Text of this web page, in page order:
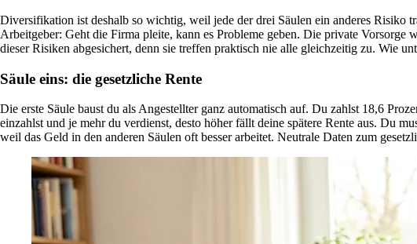
Diversifikation ist deshalb so wichtig, weil jede der drei Säulen ein anderes Risiko
Arbeitgeber: Geht die Firma pleite, kann es Probleme geben. Die private
dieser Risiken abgesichert, denn sie treffen praktisch nie alle gleichzeitig zu. Wie
Säule eins: die gesetzliche Rente
Die erste Säule baust du als Angestellter ganz automatisch auf. Du zahlst 18,6
einzahlst und je mehr du verdienst, desto höher fällt deine spätere Rente aus. Du
weil das Geld in den anderen Säulen oft besser arbeitet. Neutrale Daten zum